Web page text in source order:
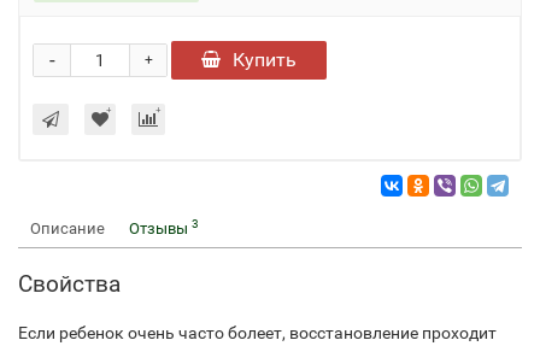
+
- Купить
Описание Отзывы 3
Свойства
Если ребенок очень часто болеет, восстановление проходит